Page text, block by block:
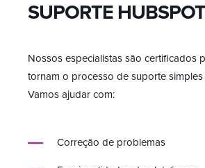
SUPORTE HUBSPOT
Nossos especialistas são certificados
tornam o processo de suporte
Vamos ajudar com:
Correção de problemas